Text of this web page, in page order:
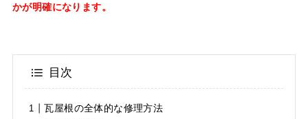
かが明確になります。
目次
瓦屋根の全体的な修理方法